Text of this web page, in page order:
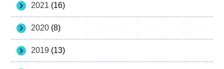
2021 (16)
2020 (8)
2019 (13)